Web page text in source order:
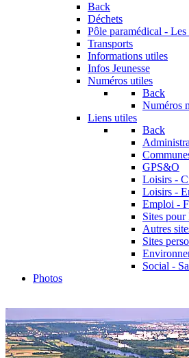
Back
Déchets
Pôle paramédical - Les
Transports
Informations utiles
Infos Jeunesse
Numéros utiles
Back
Numéros
Liens utiles
Back
GPS&O
Loisirs -
Loisirs -
Emploi -
Sites
Autres
Sites
Social -
Photos